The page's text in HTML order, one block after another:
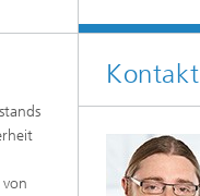
Kontakt